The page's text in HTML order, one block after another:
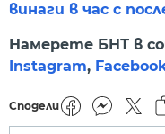
винаги в час с
Намерете БНТ в
Instagram,
Сподели